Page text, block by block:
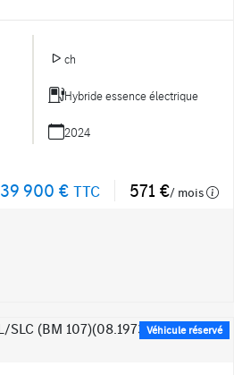
ch
Hybride essence électrique
2024
39 900 € TTC 571 €/ mois
Véhicule réservé